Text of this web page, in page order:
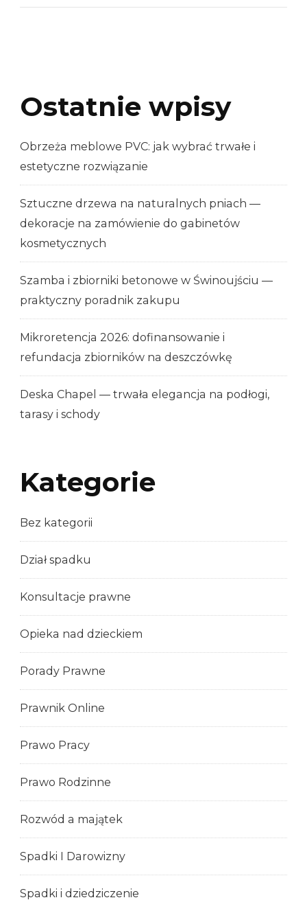
Ostatnie wpisy
Obrzeża meblowe PVC: jak wybrać trwałe i
estetyczne rozwiązanie
Sztuczne drzewa na naturalnych pniach —
dekoracje na zamówienie do gabinetów
kosmetycznych
Szamba i zbiorniki betonowe w Świnoujściu —
praktyczny poradnik zakupu
Mikroretencja 2026: dofinansowanie i
refundacja zbiorników na deszczówkę
Deska Chapel — trwała elegancja na podłogi,
tarasy i schody
Kategorie
Bez kategorii
Dział spadku
Konsultacje prawne
Opieka nad dzieckiem
Porady Prawne
Prawnik Online
Prawo Pracy
Prawo Rodzinne
Rozwód a majątek
Spadki I Darowizny
Spadki i dziedziczenie